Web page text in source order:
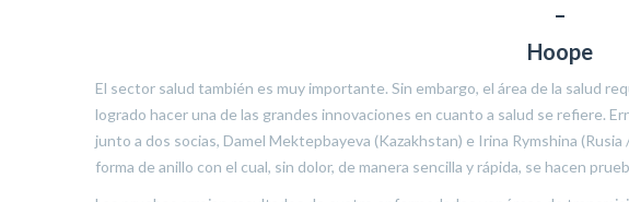
–
Hoope
El sector salud también es muy importante. Sin embargo, el área de la salud
logrado hacer una de las grandes innovaciones en cuanto a salud se refiere.
junto a dos socias, Damel Mektepbayeva (Kazakhstan) e Irina Rymshina
forma de anillo con el cual, sin dolor, de manera sencilla y rápida, se hacen